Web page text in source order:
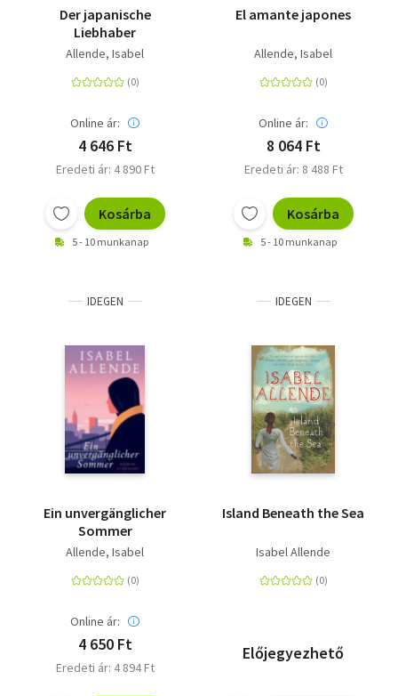
Der japanische
Liebhaber
Allende, Isabel
Online ár:
4 646 Ft
Eredeti ár: 4 890 Ft
Kosárba
5 - 10 munkanap
El amante japones
Allende, Isabel
Online ár:
8 064 Ft
Eredeti ár: 8 488 Ft
Kosárba
5 - 10 munkanap
IDEGEN
Ein unvergänglicher
Sommer
Allende, Isabel
Online ár:
4 650 Ft
Eredeti ár: 4 894 Ft
IDEGEN
Island Beneath the Sea
Isabel Allende
Előjegyezhető